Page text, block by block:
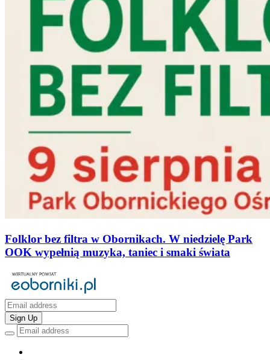
Folklor bez filtra w Obornikach. W niedzielę Park
OOK wypełnią muzyka, taniec i smaki świata
Sign Up